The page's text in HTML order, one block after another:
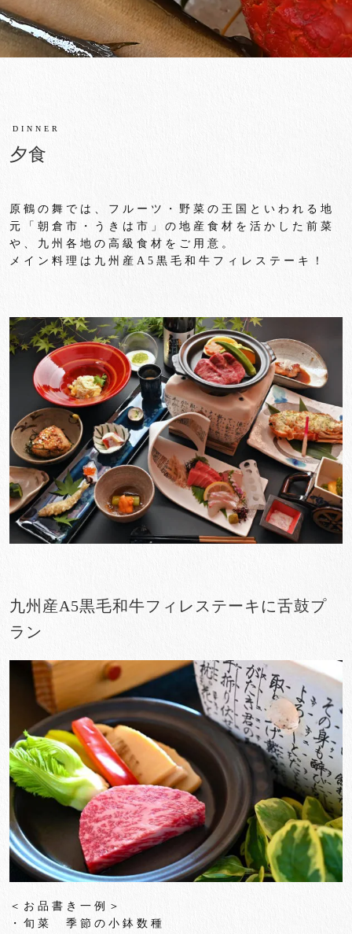
DINNER
夕食
原鶴の舞では、フルーツ・野菜の王国といわれる地
元「朝倉市・
うきは市」の地産食材を活かした前菜
や、 九州各地の高級食材をご用意。
メイン料理は九州産 A5 黒毛和牛フィレステーキ！
九州産A5黒毛和牛フィレステーキに舌鼓プ
ラン
＜お品書き一例＞
・旬菜 季節の小鉢数種